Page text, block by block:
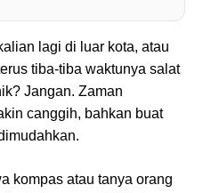
lagi di luar kota, atau
tiba-tiba waktunya salat
Jangan. Zaman
canggih, bahkan buat
kompas atau tanya orang